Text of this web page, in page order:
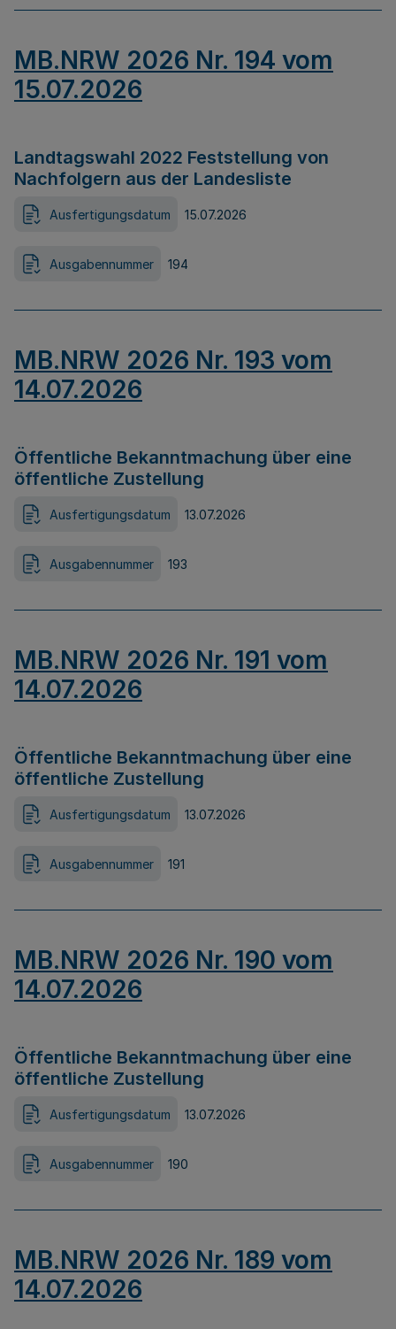
MB.NRW 2026 Nr. 194 vom
15.07.2026
Landtagswahl 2022 Feststellung von
Nachfolgern aus der Landesliste
Ausfertigungsdatum 15.07.2026
Ausgabennummer 194
MB.NRW 2026 Nr. 193 vom
14.07.2026
Öffentliche Bekanntmachung über eine
öffentliche Zustellung
Ausfertigungsdatum 13.07.2026
Ausgabennummer 193
MB.NRW 2026 Nr. 191 vom
14.07.2026
Öffentliche Bekanntmachung über eine
öffentliche Zustellung
Ausfertigungsdatum 13.07.2026
Ausgabennummer 191
MB.NRW 2026 Nr. 190 vom
14.07.2026
Öffentliche Bekanntmachung über eine
öffentliche Zustellung
Ausfertigungsdatum 13.07.2026
Ausgabennummer 190
MB.NRW 2026 Nr. 189 vom
14.07.2026